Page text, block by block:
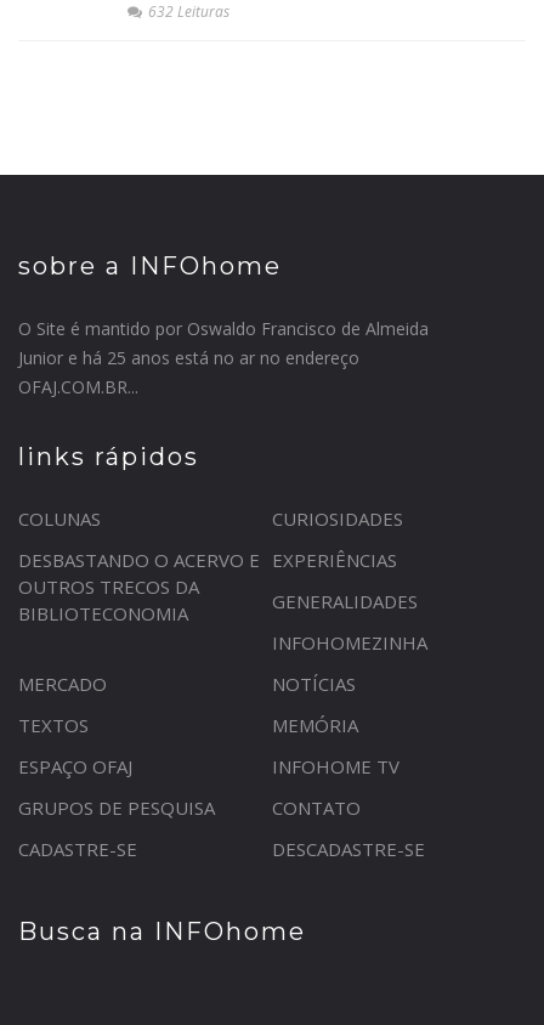
632 Leituras
sobre a INFOhome
O Site é mantido por Oswaldo Francisco de Almeida
Junior e há 25 anos está no ar no endereço
OFAJ.COM.BR...
links rápidos
COLUNAS
CURIOSIDADES
DESBASTANDO O ACERVO E
OUTROS TRECOS DA
BIBLIOTECONOMIA
EXPERIÊNCIAS
GENERALIDADES
INFOHOMEZINHA
MERCADO
NOTÍCIAS
TEXTOS
MEMÓRIA
ESPAÇO OFAJ
INFOHOME TV
GRUPOS DE PESQUISA
CONTATO
CADASTRE-SE
DESCADASTRE-SE
Busca na INFOhome